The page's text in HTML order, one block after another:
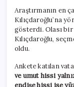
Araştırmanın en
Kılıçdaroğlu’na
gösterdi. Olası bir
Kılıçdaroğlu,
oldu.
Ankete katılan
ve umut hissi